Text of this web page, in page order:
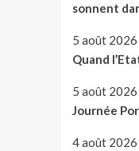
sonnent
5 août 2026
Quand
5 août 2026
Journée
4 août 2026